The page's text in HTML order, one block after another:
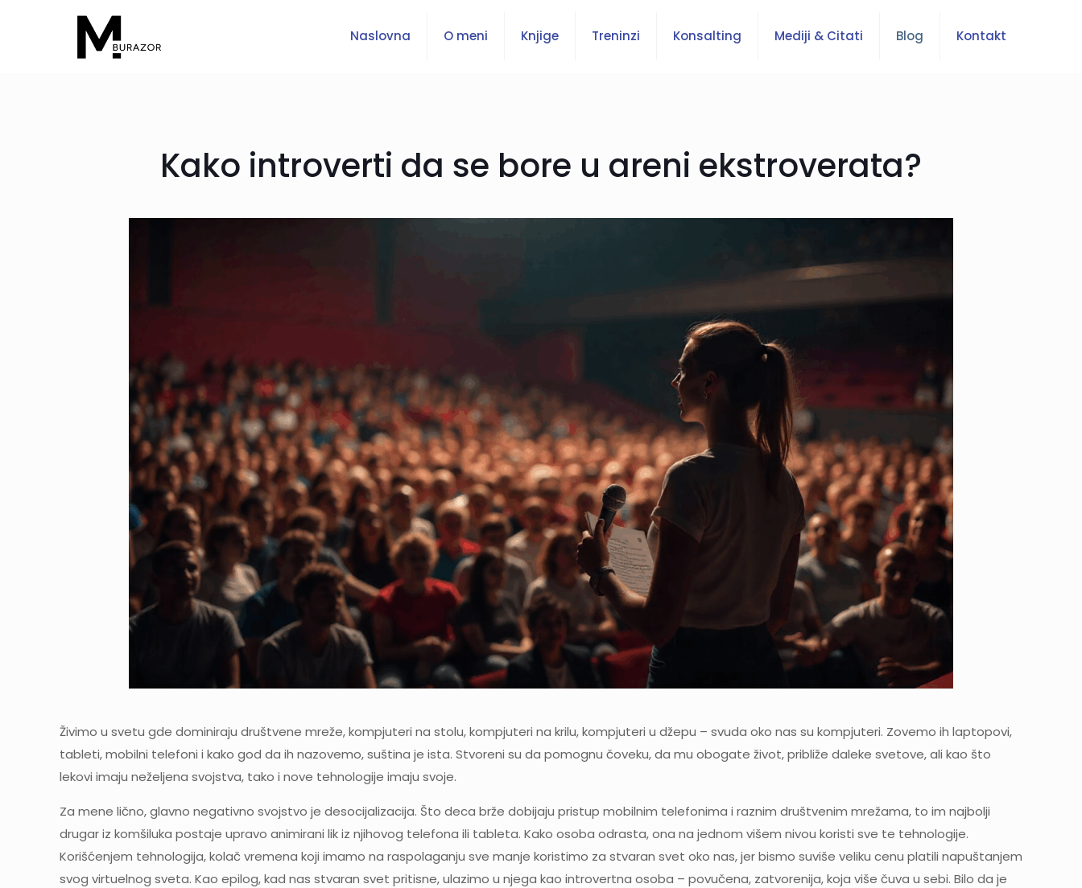
Naslovna O meni Knjige Treninzi Konsalting Mediji & Citati Blog Kontakt
Kako introverti da se bore u areni ekstroverata?
Živimo u svetu gde dominiraju društvene mreže, kompjuteri na stolu, kompjuteri na krilu, kompjuteri u džepu – svuda oko nas su kompjuteri. Zovemo ih laptopovi,
tableti, mobilni telefoni i kako god da ih nazovemo, suština je ista. Stvoreni su da pomognu čoveku, da mu obogate život, približe daleke svetove, ali kao što
lekovi imaju neželjena svojstva, tako i nove tehnologije imaju svoje.
Za mene lično, glavno negativno svojstvo je desocijalizacija. Što deca brže dobijaju pristup mobilnim telefonima i raznim društvenim mrežama, to im najbolji
drugar iz komšiluka postaje upravo animirani lik iz njihovog telefona ili tableta. Kako osoba odrasta, ona na jednom višem nivou koristi sve te tehnologije.
Korišćenjem tehnologija, kolač vremena koji imamo na raspolaganju sve manje koristimo za stvaran svet oko nas, jer bismo suviše veliku cenu platili napuštanjem
svog virtuelnog sveta. Kao epilog, kad nas stvaran svet pritisne, ulazimo u njega kao introvertna osoba – povučena, zatvorenija, koja više čuva u sebi. Bilo da je